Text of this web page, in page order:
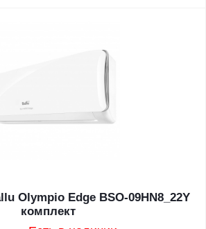
Olympio Edge BSO-09HN8_22Y
комплект